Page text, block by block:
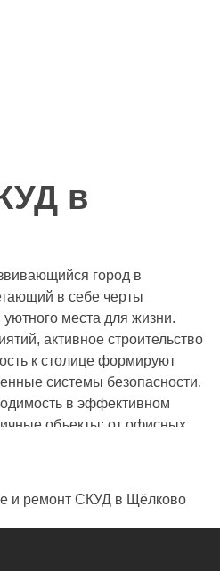
в
город в
в себе черты
места для жизни.
активное строительство
к столице формируют
системы безопасности.
в эффективном
объекты: от офисных
безопасности и комфорта
к Москве также влияет на
и ремонт СКУД в Щёлково